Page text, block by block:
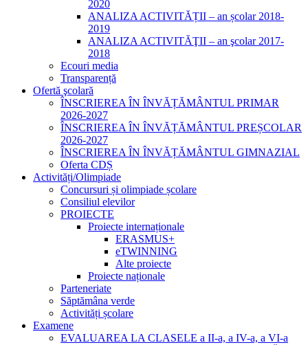
2020
ANALIZA ACTIVITĂȚII – an școlar 2018-
2019
ANALIZA ACTIVITĂŢII – an şcolar 2017-
2018
Ecouri media
Transparență
Ofertă şcolară
ÎNSCRIEREA ÎN ÎNVĂȚĂMÂNTUL PRIMAR
2026-2027
ÎNSCRIEREA ÎN ÎNVĂȚĂMÂNTUL PREȘCOLAR
2026-2027
ÎNSCRIEREA ÎN ÎNVĂȚĂMÂNTUL GIMNAZIAL
Oferta CDȘ
Activități/Olimpiade
Concursuri și olimpiade școlare
Consiliul elevilor
PROIECTE
Proiecte internaționale
ERASMUS+
eTWINNING
Alte proiecte
Proiecte naționale
Parteneriate
Săptămâna verde
Activități școlare
Examene
EVALUAREA LA CLASELE a II-a, a IV-a, a VI-a